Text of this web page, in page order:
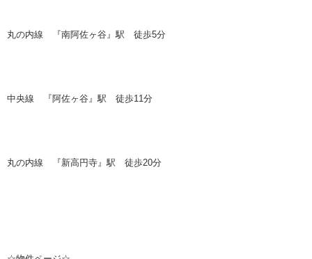
丸の内線 『南阿佐ヶ谷』駅 徒歩5分
中央線 『阿佐ヶ谷』駅 徒歩11分
丸の内線 『新高円寺』駅 徒歩20分